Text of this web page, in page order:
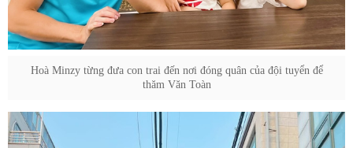
Hoà Minzy từng đưa con trai đến nơi đóng quân của đội tuyển để
thăm Văn Toàn